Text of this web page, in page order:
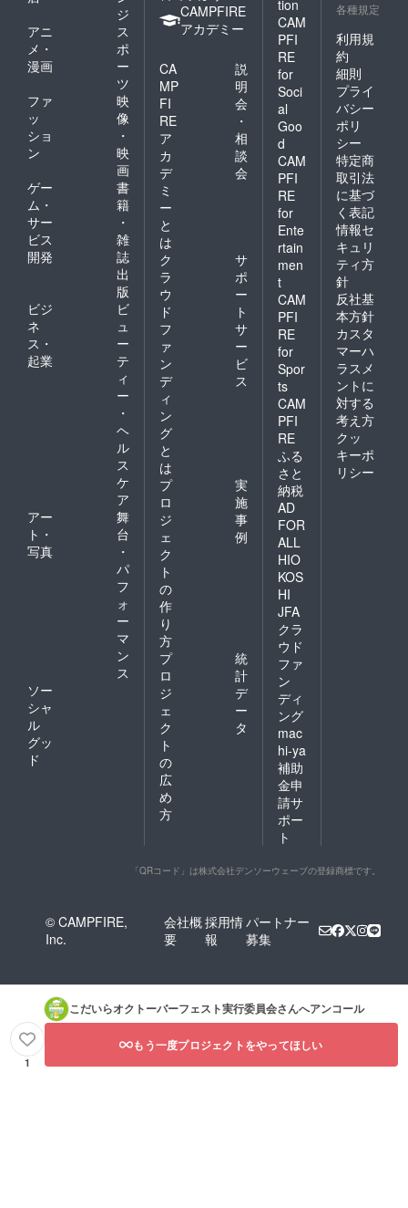
ジ
アニ
メ・
漫画
ス
ポ
ー
ツ
ファ
ッ
ショ
ン
映
像
・
映
画
ゲー
ム・
サー
ビス
開発
書
籍
・
雑
誌
出
版
ビジ
ネ
ス・
起業
ビ
ュ
ー
テ
ィ
ー
・
ヘ
ル
ス
ケ
ア
アー
ト・
写真
舞
台
・
パ
フ
ォ
ー
マ
ン
ス
ソー
シャ
ル
グッ
ド
CAMPFIRE
アカデミー
CA
MP
FI
RE
ア
カ
デ
ミ
ー
と
は
説
明
会
・
相
談
会
ク
ラ
ウ
ド
フ
ァ
ン
デ
ィ
ン
グ
と
は
サ
ポ
ー
ト
サ
ー
ビ
ス
プ
ロ
ジ
ェ
ク
ト
の
作
り
方
実
施
事
例
プ
ロ
ジ
ェ
ク
ト
の
広
め
方
統
計
デ
ー
タ
tion
CAM
PFI
RE
for
Soci
al
Goo
d
CAM
PFI
RE
for
Ente
rtain
men
t
CAM
PFI
RE
for
Spor
ts
CAM
PFI
RE
ふる
さと
納税
AD
FOR
ALL
HIO
KOS
HI
JFA
クラ
ウド
ファ
ン
ディ
ング
mac
hi-ya
補助
金申
請サ
ポー
ト
各種規定
利用規
約
細則
プライ
バシー
ポリ
シー
特定商
取引法
に基づ
く表記
情報セ
キュリ
ティ方
針
反社基
本方針
カスタ
マーハ
ラスメ
ントに
対する
考え方
クッ
キーポ
リシー
「QRコード」は株式会社デンソーウェーブの登録商標です。
© CAMPFIRE,
Inc.
会社概
要
採用情
報
パートナー
募集
こだいらオクトーバーフェスト実行委員会さんへアンコール
1
もう一度プロジェクトをやってほしい